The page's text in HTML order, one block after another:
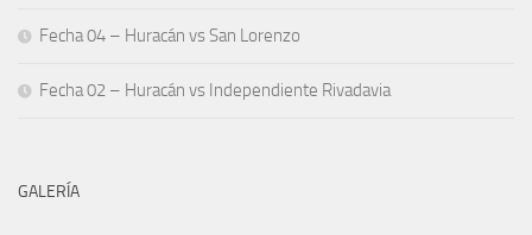
Fecha 04 – Huracán vs San Lorenzo
Fecha 02 – Huracán vs Independiente Rivadavia
GALERÍA